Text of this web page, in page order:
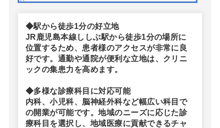
◆駅から徒歩1分の好立地
JR鹿児島本線ししぶ駅から徒歩1分の場所に
位置するため、患者様のアクセスが非常に良
好です。通勤や通院が便利な立地は、クリニ
ックの集患力を高めます。
◆多様な診療科目に対応可能
内科、小児科、脳神経外科など幅広い科目で
の開業が可能です。地域のニーズに応じた診
療科目を選択し、地域医療に貢献できるチャ